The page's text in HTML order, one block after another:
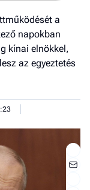
a
napokban
kínai elnökkel,
az egyeztetés